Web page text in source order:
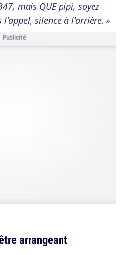
mais QUE pipi, soyez
l'appel, silence à l'arrière. »
Publicité
arrangeant